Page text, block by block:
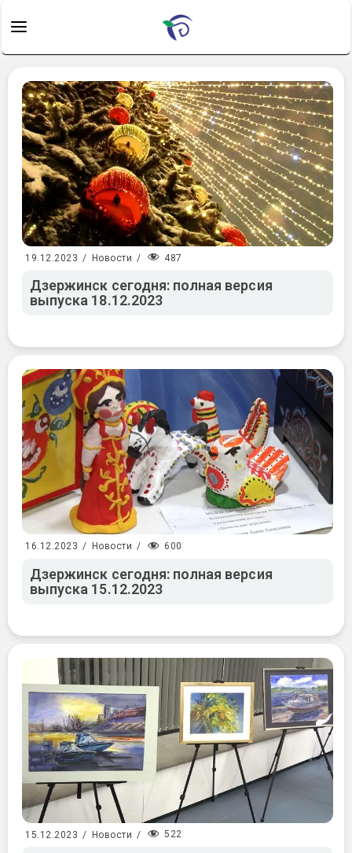
19.12.2023 / Новости / 487
Дзержинск сегодня: полная версия
выпуска 18.12.2023
16.12.2023 / Новости / 600
Дзержинск сегодня: полная версия
выпуска 15.12.2023
15.12.2023 / Новости / 522